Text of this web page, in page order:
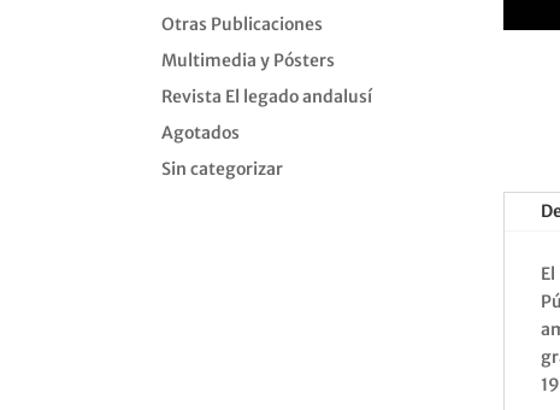
Otras Publicaciones
Multimedia y Pósters
Revista El legado andalusí
Agotados
Sin categorizar